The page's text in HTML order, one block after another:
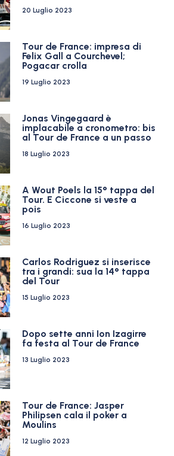
20 Luglio 2023
Tour de France: impresa di
Felix Gall a Courchevel;
Pogacar crolla
19 Luglio 2023
Jonas Vingegaard è
implacabile a cronometro: bis
al Tour de France a un passo
18 Luglio 2023
A Wout Poels la 15° tappa del
Tour. E Ciccone si veste a
pois
16 Luglio 2023
Carlos Rodriguez si inserisce
tra i grandi: sua la 14° tappa
del Tour
15 Luglio 2023
Dopo sette anni Ion Izagirre
fa festa al Tour de France
13 Luglio 2023
Tour de France: Jasper
Philipsen cala il poker a
Moulins
12 Luglio 2023